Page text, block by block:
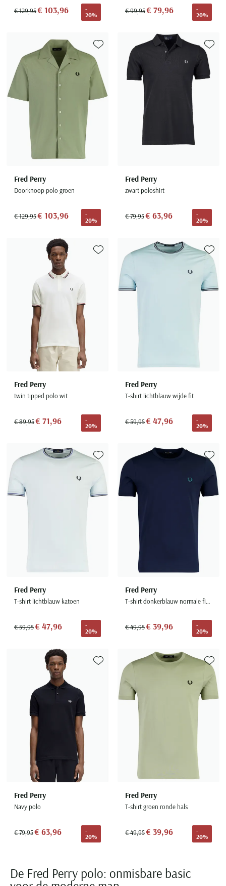
€ 129,95€ 103,96
-
20%
€ 99,95€ 79,96
-
20%
Fred Perry
Doorknoop polo groen
€ 129,95€ 103,96
-
20%
Toevoegen aan favorieten
Fred Perry
zwart poloshirt
€ 79,95€ 63,96
-
20%
Fred Perry
twin tipped polo wit
€ 89,95€ 71,96
-
20%
Toevoegen aan favorieten
Fred Perry
T-shirt lichtblauw wijde fit
€ 59,95€ 47,96
-
20%
Fred Perry
T-shirt lichtblauw katoen
€ 59,95€ 47,96
-
20%
Toevoegen aan favorieten
Fred Perry
T-shirt donkerblauw normale fit katoen
€ 49,95€ 39,96
-
20%
Fred Perry
Navy polo
€ 79,95€ 63,96
-
20%
Toevoegen aan favorieten
Fred Perry
T-shirt groen ronde hals
€ 49,95€ 39,96
-
20%
De Fred Perry polo: onmisbare basic